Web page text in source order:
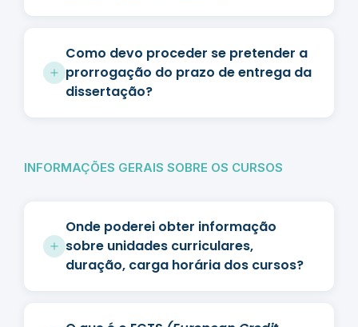
Como devo proceder se pretender a
prorrogação do prazo de entrega da
dissertação?
INFORMAÇÕES GERAIS SOBRE OS CURSOS
Onde poderei obter informação
sobre unidades curriculares,
duração, carga horária dos cursos?